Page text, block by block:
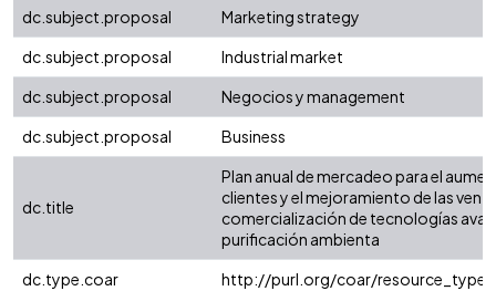
dc.subject.proposal
Marketing strategy
dc.subject.proposal
Industrial market
dc.subject.proposal
Negocios y management
dc.subject.proposal
Business
dc.title
Plan anual de mercadeo para el
clientes y el mejoramiento de las
comercialización de tecnologías
purificación ambienta
dc.type.coar
http://purl.org/coar/resource_type/